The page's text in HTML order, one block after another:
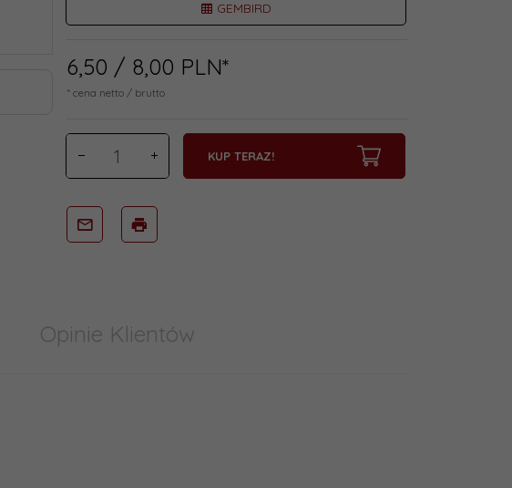
GEMBIRD
6,50 / 8,00 PLN*
* cena netto / brutto
KUP TERAZ!
Opinie Klientów